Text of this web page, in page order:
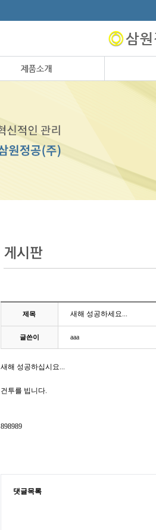
제목 새해 성공하세요...
글쓴이 aaa
새해 성공하십시요...
건투를 빕니다.
898989
댓글목록